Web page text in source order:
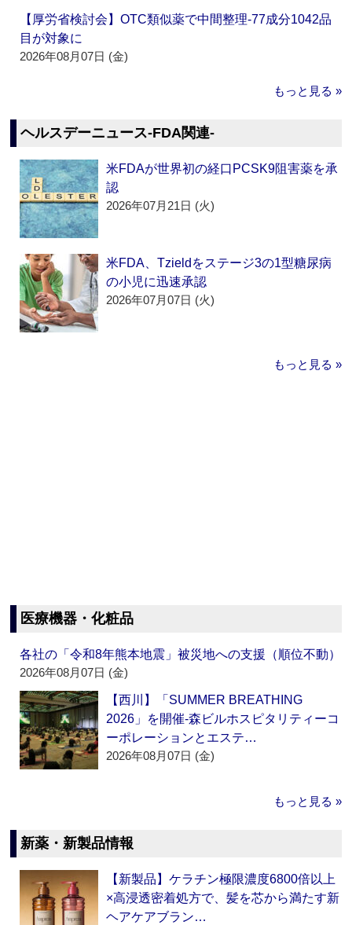
【厚労省検討会】OTC類似薬で中間整理‐77成分1042品
目が対象に
2026年08月07日 (金)
もっと見る »
ヘルスデーニュース‐FDA関連‐
米FDAが世界初の経口PCSK9阻害薬を承
認
2026年07月21日 (火)
米FDA、Tzieldをステージ3の1型糖尿病
の小児に迅速承認
2026年07月07日 (火)
もっと見る »
医療機器・化粧品
各社の「令和8年熊本地震」被災地への支援（順位不動）
2026年08月07日 (金)
【西川】「SUMMER BREATHING
2026」を開催‐森ビルホスピタリティーコ
ーポレーションとエステ…
2026年08月07日 (金)
もっと見る »
新薬・新製品情報
【新製品】ケラチン極限濃度6800倍以上
×高浸透密着処方で、髪を芯から満たす新
ヘアケアブラン…